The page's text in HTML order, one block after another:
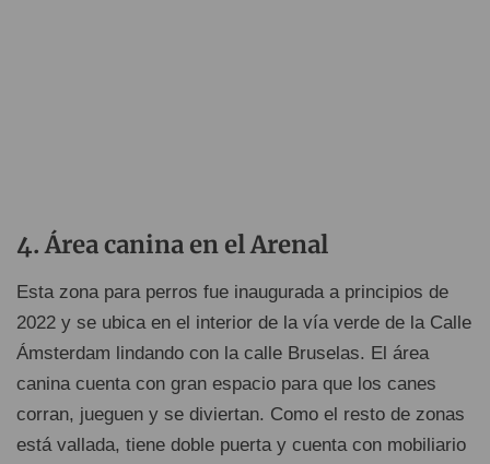
Área canina en el Arenal
Esta zona para perros fue inaugurada a principios de
2022 y se ubica en el interior de la vía verde de la Calle
Ámsterdam lindando con la calle Bruselas. El área
canina cuenta con gran espacio para que los canes
corran, jueguen y se diviertan. Como el resto de zonas
está vallada, tiene doble puerta y cuenta con mobiliario